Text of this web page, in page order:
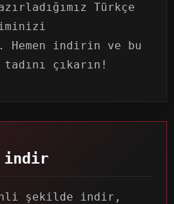
Türkçe
Hemen indirin ve bu
çıkarın!
indir
şekilde indir,